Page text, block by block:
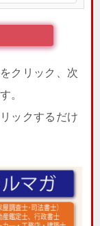
クリック、次
。
ックするだけ